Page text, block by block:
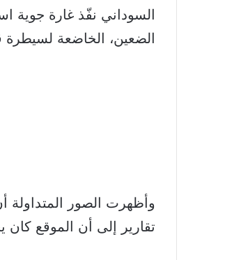
السوداني نفّذ غارة جوية
الضعين، الخاضعة
وأظهرت الصور المتداولة
تقارير إلى أن الموقع كان